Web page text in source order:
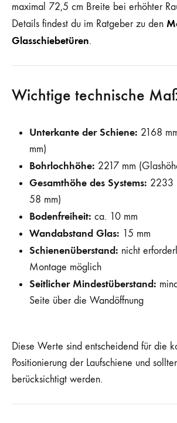
maximal 72,5 cm Breite bei erhöhter
Details findest du im Ratgeber zu den
Glasschiebetüren.
Wichtige technische
Unterkante der Schiene: 2168
mm)
Bohrlochhöhe: 2217 mm
Gesamthöhe des Systems: 2233
58 mm)
Bodenfreiheit: ca. 10 mm
Wandabstand Glas: 15 mm
Schienenüberstand: nicht
Montage möglich
Seitlicher Mindestüberstand:
Seite über die Wandöffnung
Diese Werte sind entscheidend für die
Positionierung der Laufschiene und
berücksichtigt werden.